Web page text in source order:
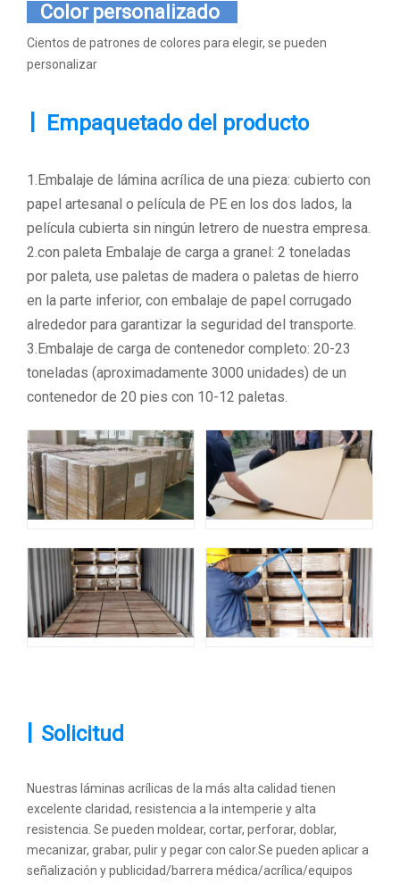
Color personalizado
Cientos de patrones de colores para elegir, se pueden
personalizar
Empaquetado del producto
1.Embalaje de lámina acrílica de una pieza: cubierto con
papel artesanal o película de PE en los dos lados, la
película cubierta sin ningún letrero de nuestra empresa.
2.con paleta Embalaje de carga a granel: 2 toneladas
por paleta, use paletas de madera o paletas de hierro
en la parte inferior, con embalaje de papel corrugado
alrededor para garantizar la seguridad del transporte.
3.Embalaje de carga de contenedor completo: 20-23
toneladas (aproximadamente 3000 unidades) de un
contenedor de 20 pies con 10-12 paletas.
Solicitud
Nuestras láminas acrílicas de la más alta calidad tienen
excelente claridad, resistencia a la intemperie y alta
resistencia. Se pueden moldear, cortar, perforar, doblar,
mecanizar, grabar, pulir y pegar con calor.Se pueden aplicar a
señalización y publicidad/barrera médica/acrílica/equipos